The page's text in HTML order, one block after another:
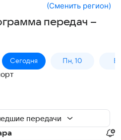
(Сменить регион)
передач –
Сегодня Пн, 10
передачи